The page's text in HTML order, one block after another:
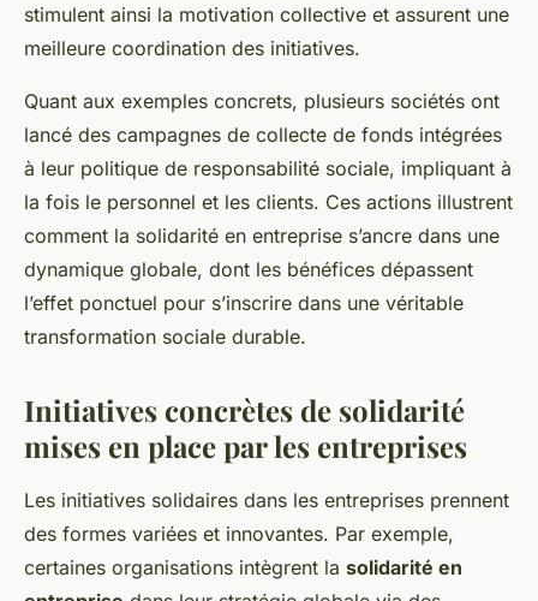
stimulent ainsi la motivation collective et assurent une
meilleure coordination des initiatives.
Quant aux exemples concrets, plusieurs sociétés ont
lancé des campagnes de collecte de fonds intégrées
à leur politique de responsabilité sociale, impliquant à
la fois le personnel et les clients. Ces actions illustrent
comment la solidarité en entreprise s’ancre dans une
dynamique globale, dont les bénéfices dépassent
l’effet ponctuel pour s’inscrire dans une véritable
transformation sociale durable.
Initiatives concrètes de solidarité
mises en place par les entreprises
Les initiatives solidaires dans les entreprises prennent
des formes variées et innovantes. Par exemple,
certaines organisations intègrent la solidarité en